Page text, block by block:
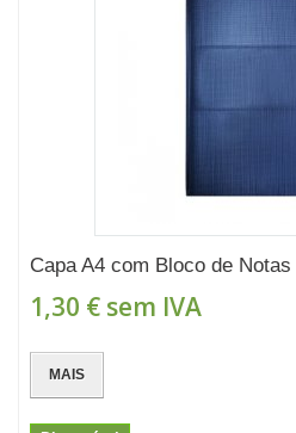
Capa A4 com Bloco de
1,30 € sem IVA
MAIS